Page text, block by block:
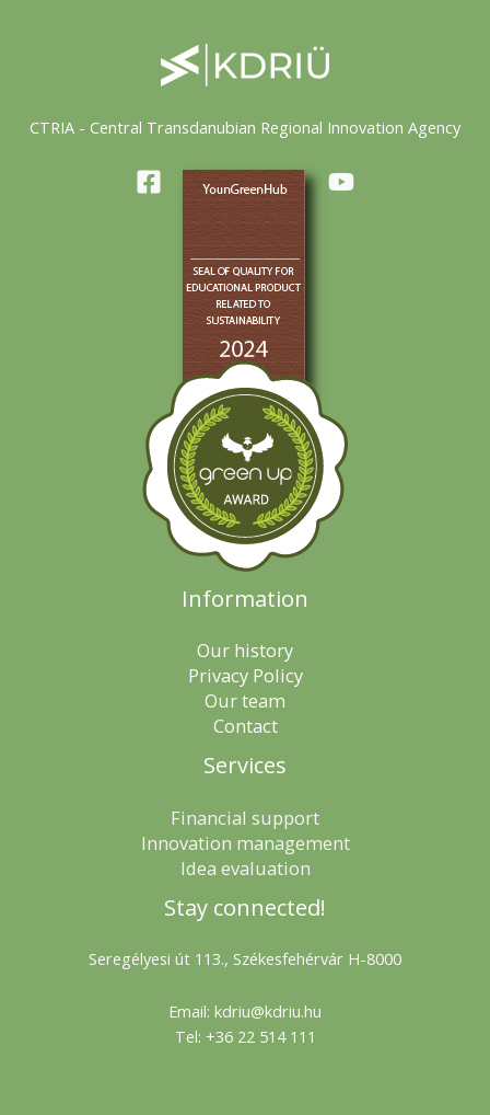
CTRIA - Central Transdanubian Regional Innovation Agency
Information
Our history
Privacy Policy
Our team
Contact
Services
Financial support
Innovation management
Idea evaluation
Stay connected!
Seregélyesi út 113., Székesfehérvár H-8000
Email: kdriu@kdriu.hu
Tel: +36 22 514 111